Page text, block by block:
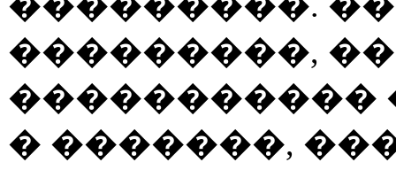
���������,
�����������
� �������,